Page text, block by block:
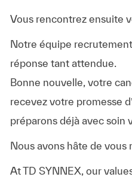
Vous rencontrez ensuite
Notre équipe
réponse tant attendue.
Bonne nouvelle, votre
recevez votre promesse
préparons déjà avec soin
Nous avons hâte de vous
At TD SYNNEX, our